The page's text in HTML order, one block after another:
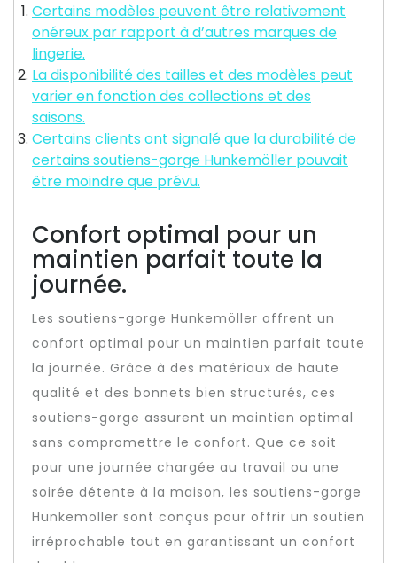
Certains modèles peuvent être relativement
onéreux par rapport à d’autres marques de
lingerie.
La disponibilité des tailles et des modèles peut
varier en fonction des collections et des
saisons.
Certains clients ont signalé que la durabilité de
certains soutiens-gorge Hunkemöller pouvait
être moindre que prévu.
Confort optimal pour un
maintien parfait toute la
journée.
Les soutiens-gorge Hunkemöller offrent un
confort optimal pour un maintien parfait toute
la journée. Grâce à des matériaux de haute
qualité et des bonnets bien structurés, ces
soutiens-gorge assurent un maintien optimal
sans compromettre le confort. Que ce soit
pour une journée chargée au travail ou une
soirée détente à la maison, les soutiens-gorge
Hunkemöller sont conçus pour offrir un soutien
irréprochable tout en garantissant un confort